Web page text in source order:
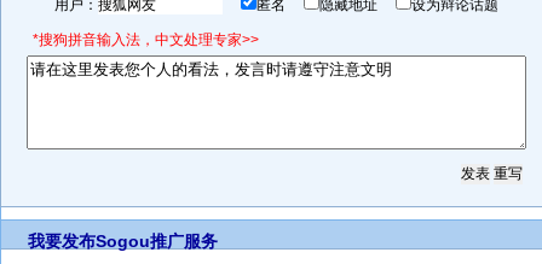
用户： 匿名 隐藏地址 设为辩论话题
*搜狗拼音输入法，中文处理专家>>
我要发布Sogou推广服务